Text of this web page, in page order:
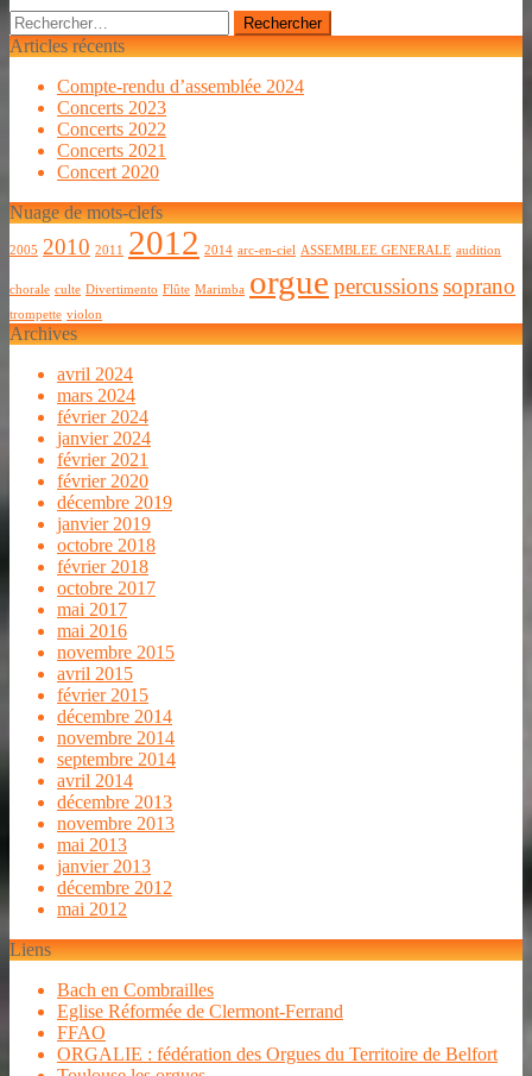
Rechercher :
Articles récents
Compte-rendu d’assemblée 2024
Concerts 2023
Concerts 2022
Concerts 2021
Concert 2020
Nuage de mots-clefs
2005 2010 2011 2012 2014 arc-en-ciel ASSEMBLEE GENERALE audition
chorale culte Divertimento Flûte Marimba orgue percussionssoprano
trompette violon
Archives
avril 2024
mars 2024
février 2024
janvier 2024
février 2021
février 2020
décembre 2019
janvier 2019
octobre 2018
février 2018
octobre 2017
mai 2017
mai 2016
novembre 2015
avril 2015
février 2015
décembre 2014
novembre 2014
septembre 2014
avril 2014
décembre 2013
novembre 2013
mai 2013
janvier 2013
décembre 2012
mai 2012
Liens
Bach en Combrailles
Eglise Réformée de Clermont-Ferrand
FFAO
ORGALIE : fédération des Orgues du Territoire de Belfort